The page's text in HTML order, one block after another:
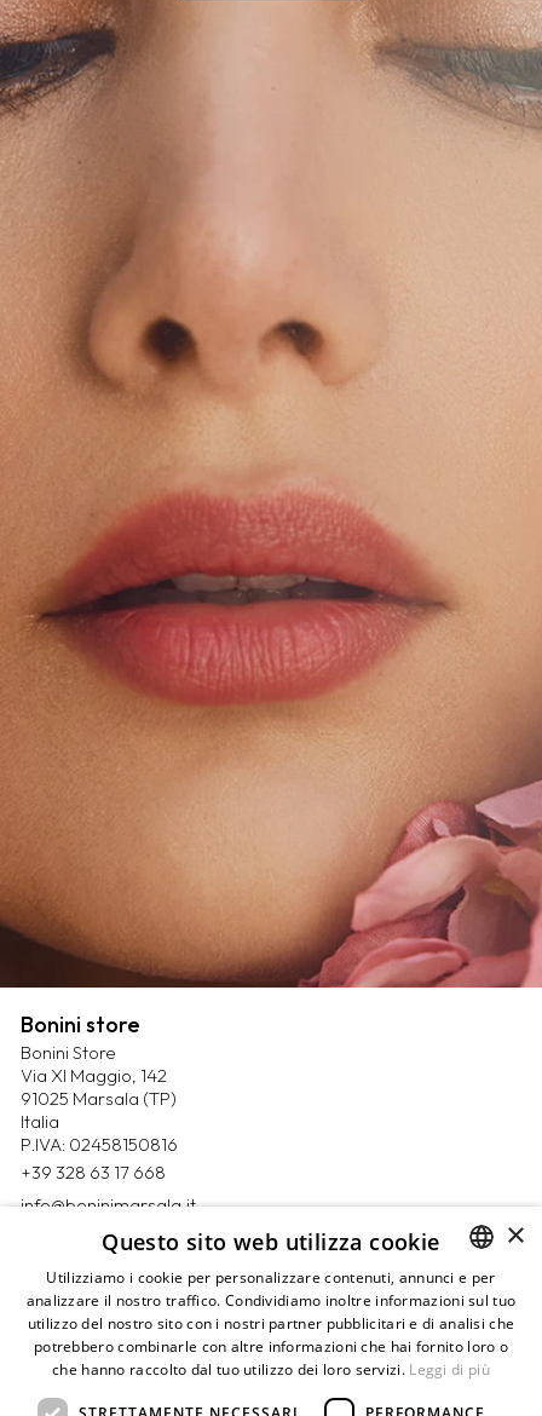
Bonini store
Bonini Store
Via XI Maggio, 142
91025 Marsala (TP)
Italia
P.IVA: 02458150816
+39 328 63 17 668
info@boninimarsala.it
Magazine
Contatti
Prenota un appuntamento
Privacy Policy
Cookie Policy
ITALIAN
ENGLISH
×
Questo sito web utilizza cookie
Utilizziamo i cookie per personalizzare contenuti, annunci e per
analizzare il nostro traffico. Condividiamo inoltre informazioni sul tuo
utilizzo del nostro sito con i nostri partner pubblicitari e di analisi che
potrebbero combinarle con altre informazioni che hai fornito loro o
che hanno raccolto dal tuo utilizzo dei loro servizi. Leggi di più